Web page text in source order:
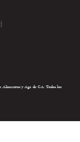
y Agr. de CA. Todos los